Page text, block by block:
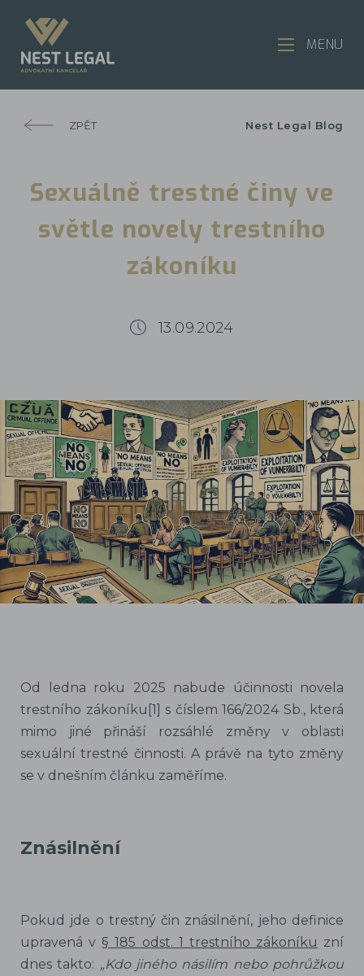
ZPĚT Nest Legal Blog
Sexuálně trestné činy ve
světle novely trestního
zákoníku
13.09.2024
Od ledna roku 2025 nabude účinnosti novela
trestního zákoníku[1] s číslem 166/2024 Sb., která
mimo jiné přináší rozsáhlé změny v oblasti
sexuální trestné činnosti. A právě na tyto změny
se v dnešním článku zaměříme.
Znásilnění
Pokud jde o trestný čin znásilnění, jeho definice
upravená v § 185 odst. 1 trestního zákoníku zní
dnes takto: „Kdo jiného násilím nebo pohrůžkou
MENU